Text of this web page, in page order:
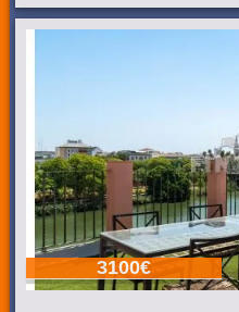
3100€